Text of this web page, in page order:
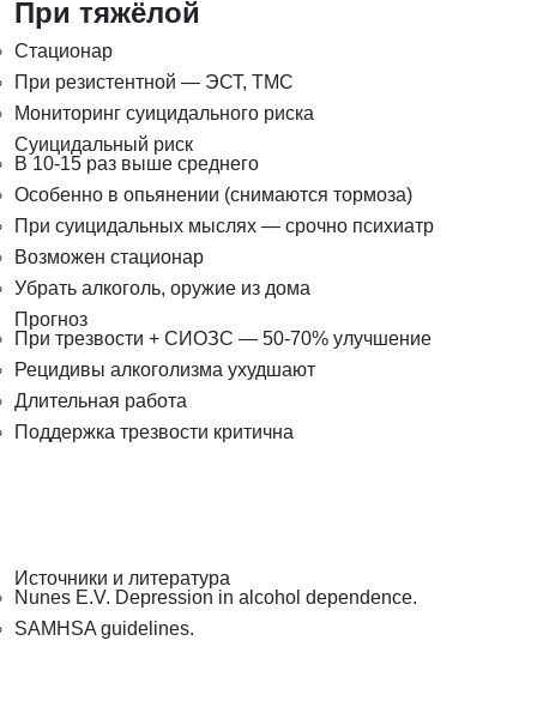
При тяжёлой
Стационар
При резистентной — ЭСТ, ТМС
Мониторинг суицидального риска
Суицидальный риск
В 10-15 раз выше среднего
Особенно в опьянении (снимаются тормоза)
При суицидальных мыслях — срочно психиатр
Возможен стационар
Убрать алкоголь, оружие из дома
Прогноз
При трезвости + СИОЗС — 50-70% улучшение
Рецидивы алкоголизма ухудшают
Длительная работа
Поддержка трезвости критична
Источники и литература
Nunes E.V. Depression in alcohol dependence.
SAMHSA guidelines.